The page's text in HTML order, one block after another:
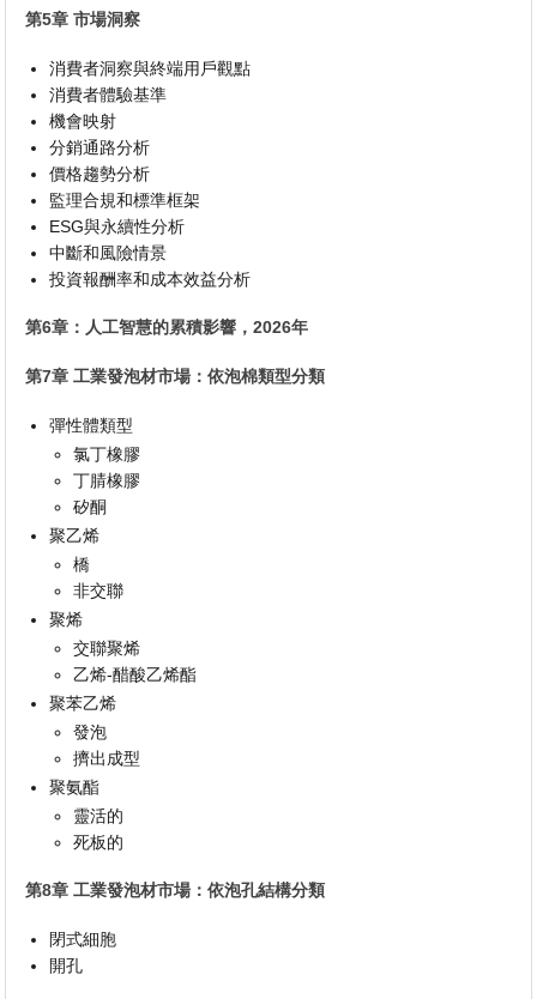
第5章 市場洞察
消費者洞察與終端用戶觀點
消費者體驗基準
機會映射
分銷通路分析
價格趨勢分析
監理合規和標準框架
ESG與永續性分析
中斷和風險情景
投資報酬率和成本效益分析
第6章：人工智慧的累積影響，2026年
第7章 工業發泡材市場：依泡棉類型分類
彈性體類型
氯丁橡膠
丁腈橡膠
矽酮
聚乙烯
橋
非交聯
聚烯
交聯聚烯
乙烯-醋酸乙烯酯
聚苯乙烯
發泡
擠出成型
聚氨酯
靈活的
死板的
第8章 工業發泡材市場：依泡孔結構分類
閉式細胞
開孔